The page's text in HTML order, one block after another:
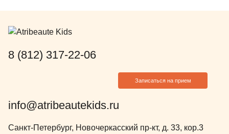
8 (812) 317-22-06
Записаться на прием
info@atribeautekids.ru
Санкт-Петербург, Новочеркасский пр-кт, д. 33, кор.3